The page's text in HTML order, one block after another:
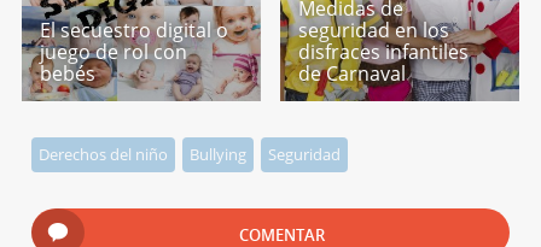
El secuestro digital o
juego de rol con
bebés
Medidas de
seguridad en los
disfraces infantiles
de Carnaval
Derechos del niño Bullying Seguridad
COMENTAR